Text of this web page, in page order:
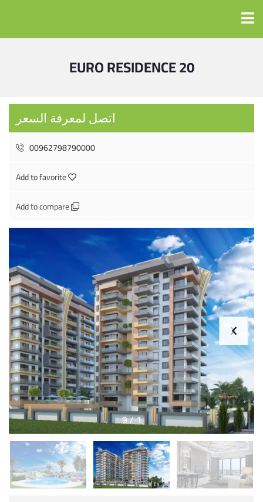
EURO RESIDENCE 20
اتصل لمعرفة السعر
00962798790000
Add to favorite
Add to compare
1
/
9